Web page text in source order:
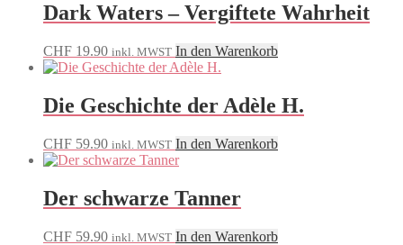
Dark Waters – Vergiftete Wahrheit
CHF 19.90 inkl. MWST In den Warenkorb
Die Geschichte der Adèle H.
CHF 59.90 inkl. MWST In den Warenkorb
Der schwarze Tanner
CHF 59.90 inkl. MWST In den Warenkorb